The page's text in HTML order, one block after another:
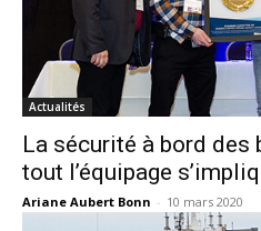
Actualités
La sécurité à bord des
tout l’équipage
Ariane Aubert Bonn - 10 mars 2020